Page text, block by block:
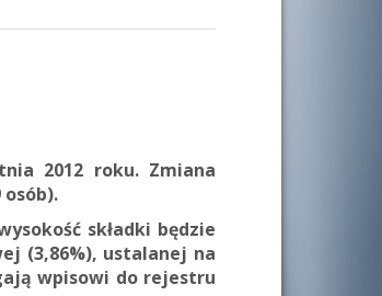
2012 roku. Zmiana
składki będzie
(3,86%), ustalanej na
wpisowi do rejestru